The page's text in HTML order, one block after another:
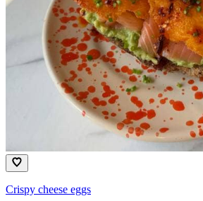
Crispy cheese eggs